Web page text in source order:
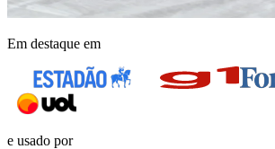
Em destaque em
e usado por